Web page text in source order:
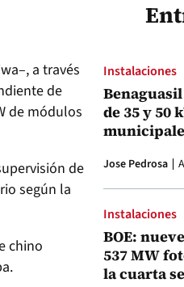
a través
de
de módulos
de
según la
chino
Instalaciones
de 35 y 50
Jose Pedrosa
Instalaciones
BOE:
537 MW
la cuarta